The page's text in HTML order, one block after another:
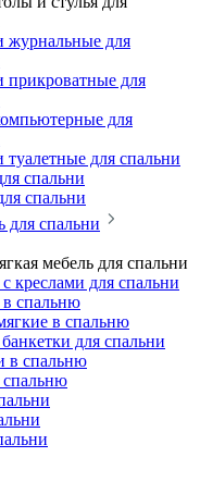
журнальные для
прикроватные для
для
туалетные для спальни
спальни
спальни
для спальни
мебель для спальни
креслами для спальни
спальню
в спальню
для спальни
в спальню